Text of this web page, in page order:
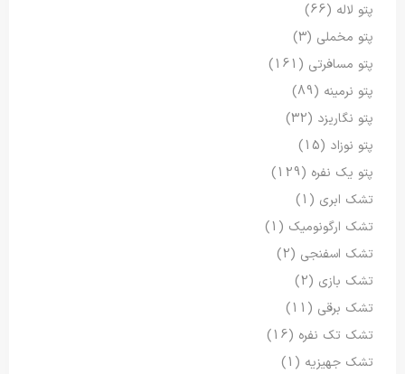
پتو لاله (66)
پتو مخملی (3)
پتو مسافرتی (161)
پتو نرمینه (89)
پتو نگاریزد (32)
پتو نوزاد (15)
پتو یک نفره (129)
تشک ابری (1)
تشک ارگونومیک (1)
تشک اسفنجی (2)
تشک بازی (2)
تشک برقی (11)
تشک تک نفره (16)
تشک جهیزیه (1)